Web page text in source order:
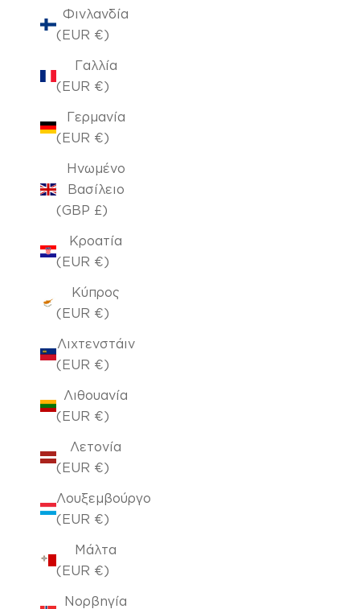
Φινλανδία
(EUR €)
Γαλλία
(EUR €)
Γερμανία
(EUR €)
Ηνωμένο
Βασίλειο
(GBP £)
Κροατία
(EUR €)
Κύπρος
(EUR €)
Λιχτενστάιν
(EUR €)
Λιθουανία
(EUR €)
Λετονία
(EUR €)
Λουξεμβούργο
(EUR €)
Μάλτα
(EUR €)
Νορβηγία